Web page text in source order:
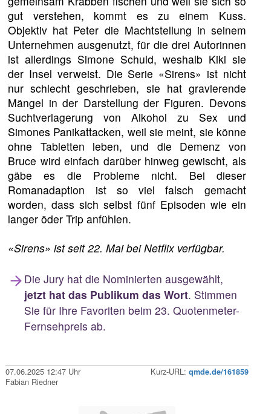
gut verstehen, kommt es zu einem Kuss.
Objektiv hat Peter die Machtstellung in seinem
Unternehmen ausgenutzt, für die drei Autorinnen
ist allerdings Simone Schuld, weshalb Kiki sie
der Insel verweist. Die Serie «Sirens» ist nicht
nur schlecht geschrieben, sie hat gravierende
Mängel in der Darstellung der Figuren. Devons
Suchtverlagerung von Alkohol zu Sex und
Simones Panikattacken, weil sie meint, sie könne
ohne Tabletten leben, und die Demenz von
Bruce wird einfach darüber hinweg gewischt, als
gäbe es die Probleme nicht. Bei dieser
Romanadaption ist so viel falsch gemacht
worden, dass sich selbst fünf Episoden wie ein
langer öder Trip anfühlen.
«Sirens» ist seit 22. Mai bei Netflix verfügbar.
Die Jury hat die Nominierten ausgewählt,
jetzt hat das Publikum das Wort. Stimmen
Sie für Ihre Favoriten beim 23. Quotenmeter-
Fernsehpreis ab.
07.06.2025 12:47 Uhr Kurz-URL: qmde.de/161859
Fabian Riedner